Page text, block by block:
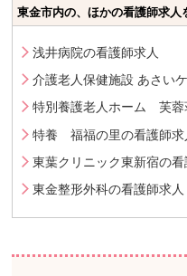
東金市内の、ほかの看護師求人
浅井病院の看護師求人
介護老人保健施設 あさい
特別養護老人ホーム 芙蓉
特養 福福の里の看護師求
東葉クリニック東新宿の看
東金整形外科の看護師求人